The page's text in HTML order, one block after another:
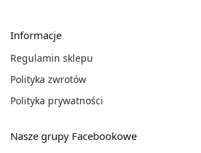
Informacje
Regulamin sklepu
Polityka zwrotów
Polityka prywatności
Nasze grupy Facebookowe